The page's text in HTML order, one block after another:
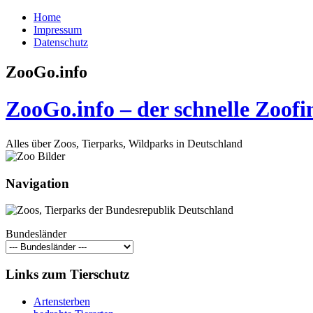
Home
Impressum
Datenschutz
ZooGo.info
ZooGo.info – der schnelle
Alles über Zoos, Tierparks, Wildparks in Deutschland
Navigation
Bundesländer
Links zum Tierschutz
Artensterben